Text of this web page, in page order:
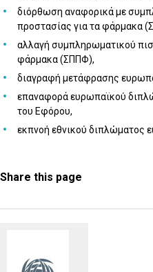
διόρθωση αναφορικά με
προστασίας για τα φάρμακα
αλλαγή συμπληρωματικού
φάρμακα (ΣΠΠΦ),
διαγραφή μετάφρασης
επαναφορά ευρωπαϊκού
του Εφόρου,
εκπνοή εθνικού διπλώματος
Share this page